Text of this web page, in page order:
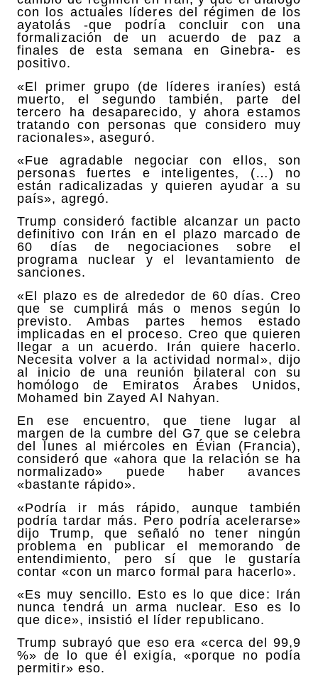
con los actuales líderes del régimen de los
ayatolás -que podría concluir con una
formalización de un acuerdo de paz a
finales de esta semana en Ginebra- es
positivo.
«El primer grupo (de líderes iraníes) está
muerto, el segundo también, parte del
tercero ha desaparecido, y ahora estamos
tratando con personas que considero muy
racionales», aseguró.
«Fue agradable negociar con ellos, son
personas fuertes e inteligentes, (…) no
están radicalizadas y quieren ayudar a su
país», agregó.
Trump consideró factible alcanzar un pacto
definitivo con Irán en el plazo marcado de
60 días de negociaciones sobre el
programa nuclear y el levantamiento de
sanciones.
«El plazo es de alrededor de 60 días. Creo
que se cumplirá más o menos según lo
previsto. Ambas partes hemos estado
implicadas en el proceso. Creo que quieren
llegar a un acuerdo. Irán quiere hacerlo.
Necesita volver a la actividad normal», dijo
al inicio de una reunión bilateral con su
homólogo de Emiratos Árabes Unidos,
Mohamed bin Zayed Al Nahyan.
En ese encuentro, que tiene lugar al
margen de la cumbre del G7 que se celebra
del lunes al miércoles en Évian (Francia),
consideró que «ahora que la relación se ha
normalizado» puede haber avances
«bastante rápido».
«Podría ir más rápido, aunque también
podría tardar más. Pero podría acelerarse»
dijo Trump, que señaló no tener ningún
problema en publicar el memorando de
entendimiento, pero sí que le gustaría
contar «con un marco formal para hacerlo».
«Es muy sencillo. Esto es lo que dice: Irán
nunca tendrá un arma nuclear. Eso es lo
que dice», insistió el líder republicano.
Trump subrayó que eso era «cerca del 99,9
%» de lo que él exigía, «porque no podía
permitir» eso.